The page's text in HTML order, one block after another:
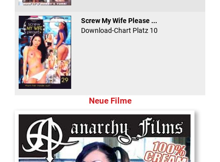
Screw My Wife Please ...
Download-Chart Platz 10
Neue Filme